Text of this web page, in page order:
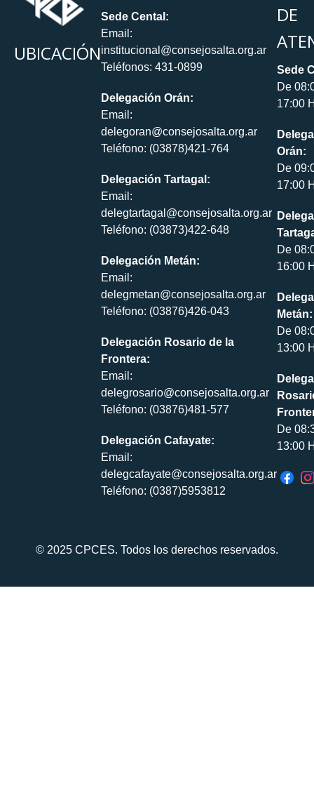
UBICACIÓN
Sede Cental:
Email:
institucional@consejosalta.org.ar
Teléfonos: 431-0899
Delegación Orán:
Email:
delegoran@consejosalta.org.ar
Teléfono: (03878)421-764
Delegación Tartagal:
Email:
delegtartagal@consejosalta.org.ar
Teléfono: (03873)422-648
Delegación Metán:
Email:
delegmetan@consejosalta.org.ar
Teléfono: (03876)426-043
Delegación Rosario de la
Frontera:
Email:
delegrosario@consejosalta.org.ar
Teléfono: (03876)481-577
Delegación Cafayate:
Email:
delegcafayate@consejosalta.org.ar
Teléfono: (0387)5953812
DE
Sede
De
17:00
Orán:
De
17:00
De
16:00
Metán:
De
13:00
De
13:00
© 2025 CPCES. Todos los derechos reservados.